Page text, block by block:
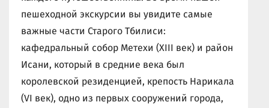
пешеходной экскурсии вы увидите самые
важные части Старого Тбилиси:
кафедральный собор Метехи (XIII век) и район
Исани, который в средние века был
королевской резиденцией, крепость Нарикала
(VI век), одно из первых сооружений города,